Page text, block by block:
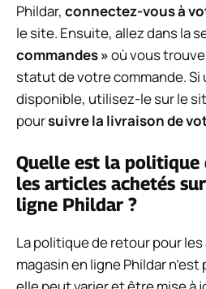
Phildar, connectez-vous à
le site. Ensuite, allez dans la
commandes »où vous
statut de votre commande. Si
disponible, utilisez-le sur le
poursuivre la livraison de
Quelle est la
les articles achetés
ligne Phildar ?
La politique de retour pour
magasin en ligne Phildar